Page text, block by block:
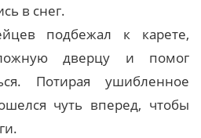
в снег.
подбежал к карете,
дверцу и помог
Потирая ушибленное
чуть вперед, чтобы